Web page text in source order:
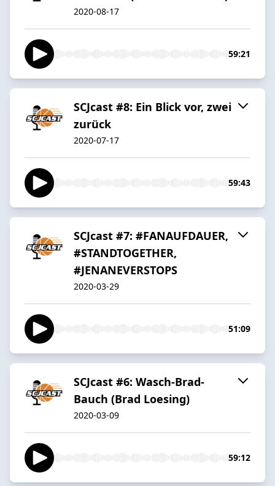
2020-08-17
59:21
SCJcast #8: Ein Blick vor, zwei
zurück
2020-07-17
59:43
SCJcast #7: #FANAUFDAUER,
#STANDTOGETHER,
#JENANEVERSTOPS
2020-03-29
51:09
SCJcast #6: Wasch-Brad-
Bauch (Brad Loesing)
2020-03-09
59:12